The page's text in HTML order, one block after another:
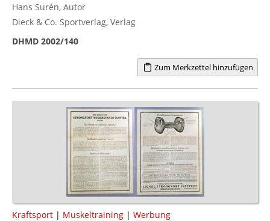
Hans Surén, Autor
Dieck & Co. Sportverlag, Verlag
DHMD 2002/140
Zum Merkzettel hinzufügen
Kraftsport | Muskeltraining | Werbung